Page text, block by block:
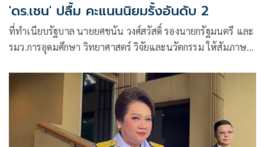
'ดร.เชน' ปลื้ม คะแนนนิยมรั้งอันดับ 2
ที่ทำเนียบรัฐบาล นายยศชนัน วงศ์สวัสดิ์ รองนายกรัฐมนตรี และ
รมว.การอุดมศึกษา วิทยาศาสตร์ วิจัยและนวัตกรรม ให้สัมภาษณ์